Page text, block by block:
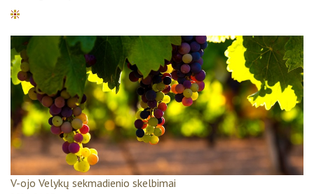
V-ojo Velykų sekmadienio skelbimai